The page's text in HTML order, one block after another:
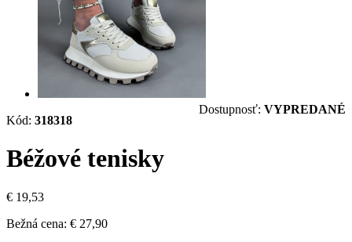
Kód: 318318
Dostupnosť: VYPREDANÉ
Béžové tenisky
€ 19,53
Bežná cena: € 27,90